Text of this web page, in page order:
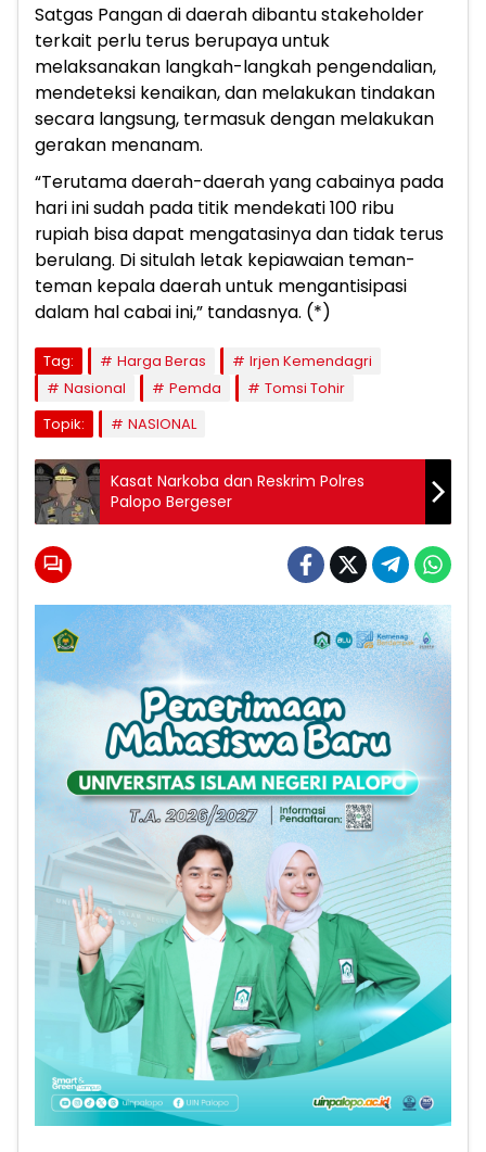
Satgas Pangan di daerah dibantu stakeholder
terkait perlu terus berupaya untuk
melaksanakan langkah-langkah pengendalian,
mendeteksi kenaikan, dan melakukan tindakan
secara langsung, termasuk dengan melakukan
gerakan menanam.
“Terutama daerah-daerah yang cabainya pada
hari ini sudah pada titik mendekati 100 ribu
rupiah bisa dapat mengatasinya dan tidak terus
berulang. Di situlah letak kepiawaian teman-
teman kepala daerah untuk mengantisipasi
dalam hal cabai ini,” tandasnya. (*)
Tag: Harga Beras
Irjen Kemendagri
Nasional
Pemda
Tomsi Tohir
Topik:
NASIONAL
Kasat Narkoba dan Reskrim Polres
Palopo Bergeser